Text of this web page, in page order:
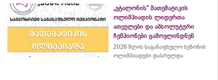
„ეტალონის“ მათემატიკის
ოლიმპიადის ლიდერთა
ათეულები და აბსოლუტური
ჩემპიონები გამოვლინდნენ
2026 წლის საგაზაფხულო სეზონის
ოლიმპიადები დასრულდა